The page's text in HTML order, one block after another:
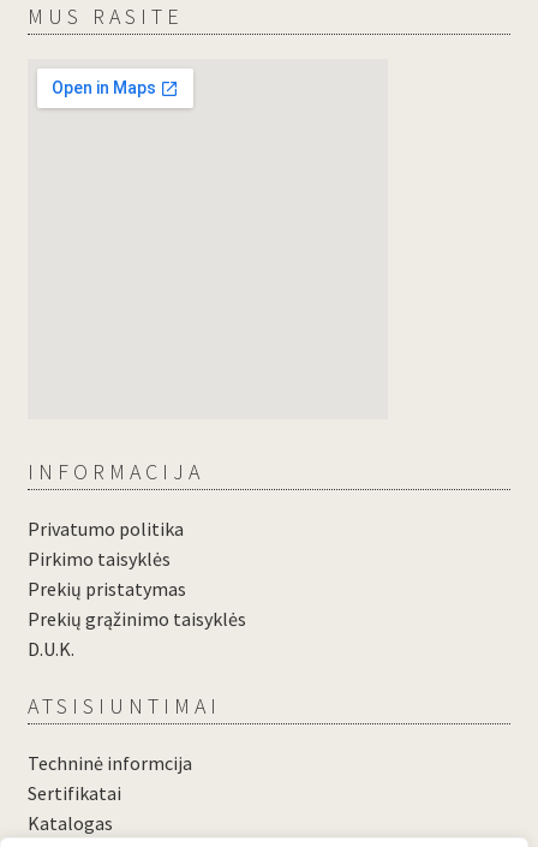
MUS RASITE
INFORMACIJA
Privatumo politika
Pirkimo taisyklės
Prekių pristatymas
Prekių grąžinimo taisyklės
D.U.K.
ATSISIUNTIMAI
Techninė informcija
Sertifikatai
Katalogas